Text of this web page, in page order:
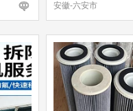
安徽-六安市